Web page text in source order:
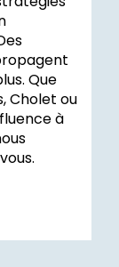
Que
Cholet ou
à